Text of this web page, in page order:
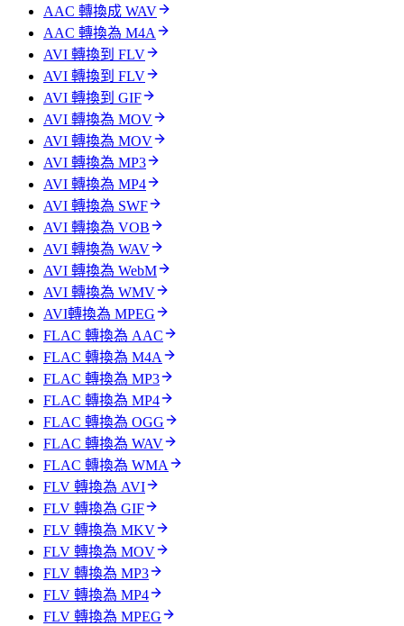
AAC 轉換成 WAV
AAC 轉換為 M4A
AVI 轉換到 FLV
AVI 轉換到 FLV
AVI 轉換到 GIF
AVI 轉換為 MOV
AVI 轉換為 MOV
AVI 轉換為 MP3
AVI 轉換為 MP4
AVI 轉換為 SWF
AVI 轉換為 VOB
AVI 轉換為 WAV
AVI 轉換為 WebM
AVI 轉換為 WMV
AVI轉換為 MPEG
FLAC 轉換為 AAC
FLAC 轉換為 M4A
FLAC 轉換為 MP3
FLAC 轉換為 MP4
FLAC 轉換為 OGG
FLAC 轉換為 WAV
FLAC 轉換為 WMA
FLV 轉換為 AVI
FLV 轉換為 GIF
FLV 轉換為 MKV
FLV 轉換為 MOV
FLV 轉換為 MP3
FLV 轉換為 MP4
FLV 轉換為 MPEG